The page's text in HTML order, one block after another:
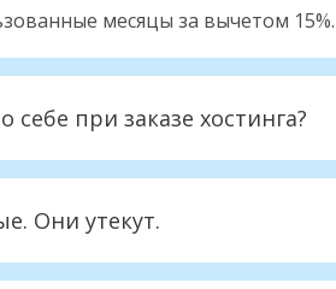
месяцы за вычетом 15%.
при заказе хостинга?
Они утекут.